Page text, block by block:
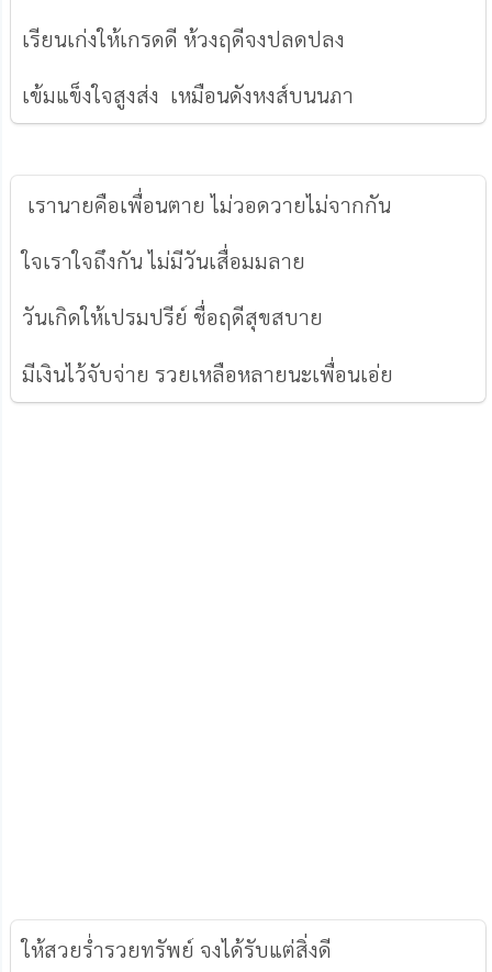
เรียนเก่งให้เกรดดี ห้วงฤดีจงปลดปลง
เข้มแข็งใจสูงส่ง เหมือนดังหงส์บนนภา
เรานายคือเพื่อนตาย ไม่วอดวายไม่จากกัน
ใจเราใจถึงกัน ไม่มีวันเสื่อมมลาย
วันเกิดให้เปรมปรีย์ ชื่อฤดีสุขสบาย
มีเงินไว้จับจ่าย รวยเหลือหลายนะเพื่อนเอ่ย
ให้สวยร่ำรวยทรัพย์ จงได้รับแต่สิ่งดี